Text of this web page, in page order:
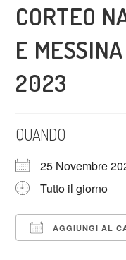
CORTEO
E
2023
QUANDO
25 Novembre
Tutto il giorno
AGGIUNGI AL